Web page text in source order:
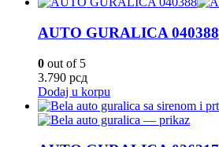
AUTO GURALICA 040388
0 out of 5
3.790 рсд
Dodaj u korpu